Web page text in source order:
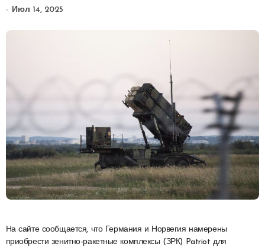
Июл 14, 2025
На сайте сообщается, что Германия и Норвегия намерены
приобрести зенитно-ракетные комплексы (ЗРК) Patriot для